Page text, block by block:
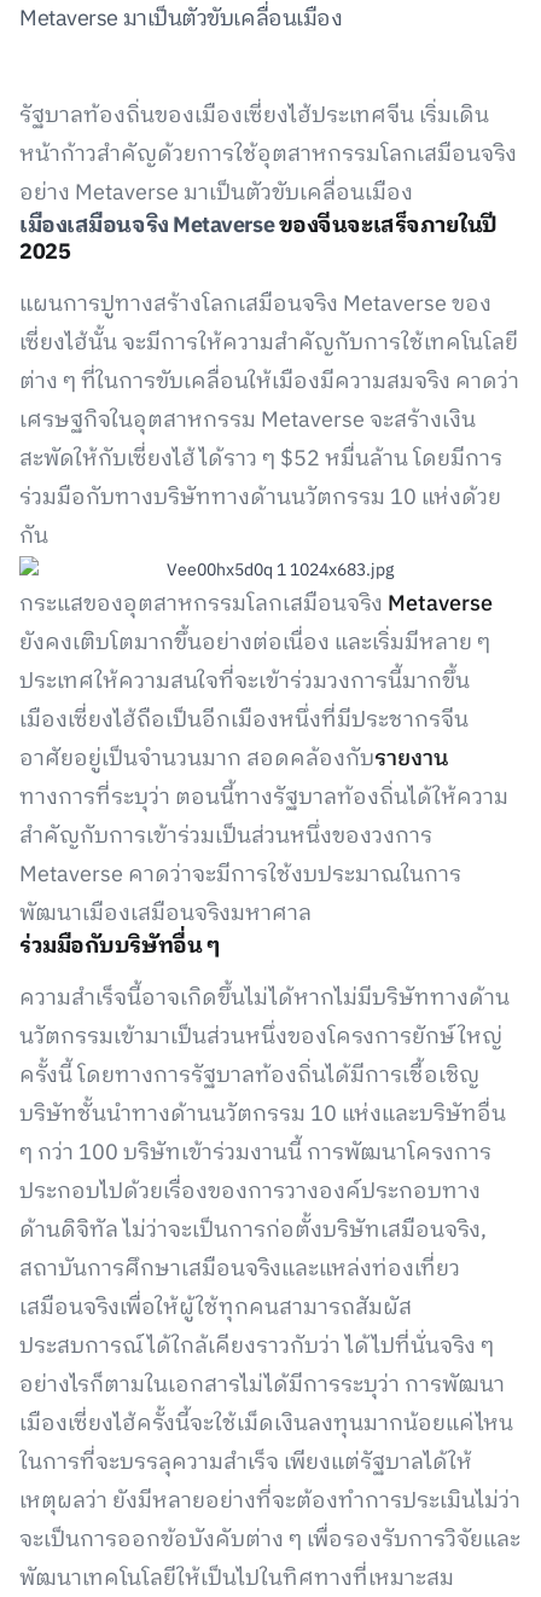
Metaverse มาเป็นตัวขับเคลื่อนเมือง
รัฐบาลท้องถิ่นของเมืองเซี่ยงไฮ้ประเทศจีน เริ่มเดิน
หน้าก้าวสำคัญด้วยการใช้อุตสาหกรรมโลกเสมือนจริง
อย่าง Metaverse มาเป็นตัวขับเคลื่อนเมือง
เมืองเสมือนจริง Metaverseของจีนจะเสร็จภายในปี
2025
แผนการปูทางสร้างโลกเสมือนจริง Metaverse ของ
เซี่ยงไฮ้นั้น จะมีการให้ความสำคัญกับการใช้เทคโนโลยี
ต่าง ๆ ที่ในการขับเคลื่อนให้เมืองมีความสมจริง คาดว่า
เศรษฐกิจในอุตสาหกรรม Metaverse จะสร้างเงิน
สะพัดให้กับเซี่ยงไฮ้ได้ราว ๆ $52 หมื่นล้าน โดยมีการ
ร่วมมือกับทางบริษัททางด้านนวัตกรรม 10 แห่งด้วย
กัน
กระแสของอุตสาหกรรมโลกเสมือนจริง Metaverse
ยังคงเติบโตมากขึ้นอย่างต่อเนื่อง และเริ่มมีหลาย ๆ
ประเทศให้ความสนใจที่จะเข้าร่วมวงการนี้มากขึ้น
เมืองเซี่ยงไฮ้ถือเป็นอีกเมืองหนึ่งที่มีประชากรจีน
อาศัยอยู่เป็นจำนวนมาก สอดคล้องกับรายงาน
ทางการที่ระบุว่า ตอนนี้ทางรัฐบาลท้องถิ่นได้ให้ความ
สำคัญกับการเข้าร่วมเป็นส่วนหนึ่งของวงการ
Metaverse คาดว่าจะมีการใช้งบประมาณในการ
พัฒนาเมืองเสมือนจริงมหาศาล
ร่วมมือกับบริษัทอื่น ๆ
ความสำเร็จนี้อาจเกิดขึ้นไม่ได้หากไม่มีบริษัททางด้าน
นวัตกรรมเข้ามาเป็นส่วนหนึ่งของโครงการยักษ์ใหญ่
ครั้งนี้ โดยทางการรัฐบาลท้องถิ่นได้มีการเชื้อเชิญ
บริษัทชั้นนำทางด้านนวัตกรรม 10 แห่งและบริษัทอื่น
ๆ กว่า 100 บริษัทเข้าร่วมงานนี้ การพัฒนาโครงการ
ประกอบไปด้วยเรื่องของการวางองค์ประกอบทาง
ด้านดิจิทัล ไม่ว่าจะเป็นการก่อตั้งบริษัทเสมือนจริง,
สถาบันการศึกษาเสมือนจริงและแหล่งท่องเที่ยว
เสมือนจริงเพื่อให้ผู้ใช้ทุกคนสามารถสัมผัส
ประสบการณ์ได้ใกล้เคียงราวกับว่า ได้ไปที่นั่นจริง ๆ
อย่างไรก็ตามในเอกสารไม่ได้มีการระบุว่า การพัฒนา
เมืองเซี่ยงไฮ้ครั้งนี้จะใช้เม็ดเงินลงทุนมากน้อยแค่ไหน
ในการที่จะบรรลุความสำเร็จ เพียงแต่รัฐบาลได้ให้
เหตุผลว่า ยังมีหลายอย่างที่จะต้องทำการประเมินไม่ว่า
จะเป็นการออกข้อบังคับต่าง ๆ เพื่อรองรับการวิจัยและ
พัฒนาเทคโนโลยีให้เป็นไปในทิศทางที่เหมาะสม